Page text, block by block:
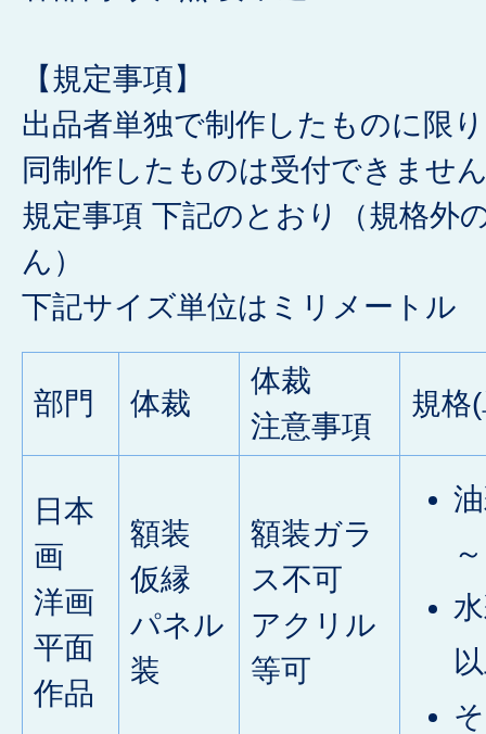
【規定事項】
出品者単独で制作したものに限
同制作したものは受付できませ
規定事項 下記のとおり（規格外
ん）
下記サイズ単位はミリメートル
部門 体裁
体裁
注意事項
規格
日本
画
洋画
平面
作品
額装
仮縁
パネル
装
額装ガラ
ス不可
アクリル
等可